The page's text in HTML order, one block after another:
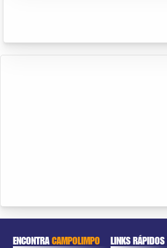
ENCONTRACAMPOLIMPO LINKS RÁPIDOS